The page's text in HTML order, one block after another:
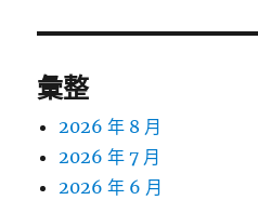
彙整
2026 年 8 月
2026 年 7 月
2026 年 6 月